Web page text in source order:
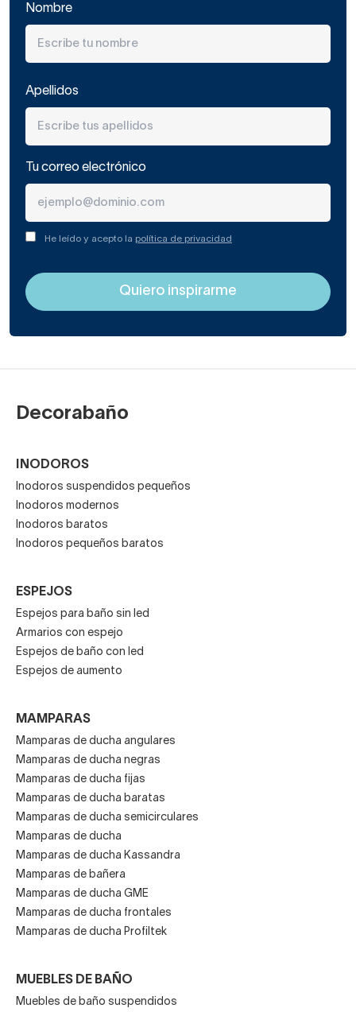
Nombre
Apellidos
Tu correo electrónico
He leído y acepto la política de privacidad
Decorabaño
INODOROS
Inodoros suspendidos pequeños
Inodoros modernos
Inodoros baratos
Inodoros pequeños baratos
ESPEJOS
Espejos para baño sin led
Armarios con espejo
Espejos de baño con led
Espejos de aumento
MAMPARAS
Mamparas de ducha angulares
Mamparas de ducha negras
Mamparas de ducha fijas
Mamparas de ducha baratas
Mamparas de ducha semicirculares
Mamparas de ducha
Mamparas de ducha Kassandra
Mamparas de bañera
Mamparas de ducha GME
Mamparas de ducha frontales
Mamparas de ducha Profiltek
MUEBLES DE BAÑO
Muebles de baño suspendidos